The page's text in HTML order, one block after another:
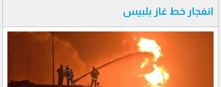
انفجار خط غاز بلبيس